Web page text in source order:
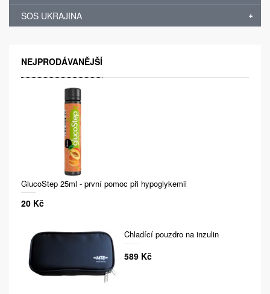
SOS UKRAJINA
NEJPRODÁVANĚJŠÍ
GlucoStep 25ml - první pomoc při hypoglykemii
20 Kč
Chladící pouzdro na inzulin
589 Kč